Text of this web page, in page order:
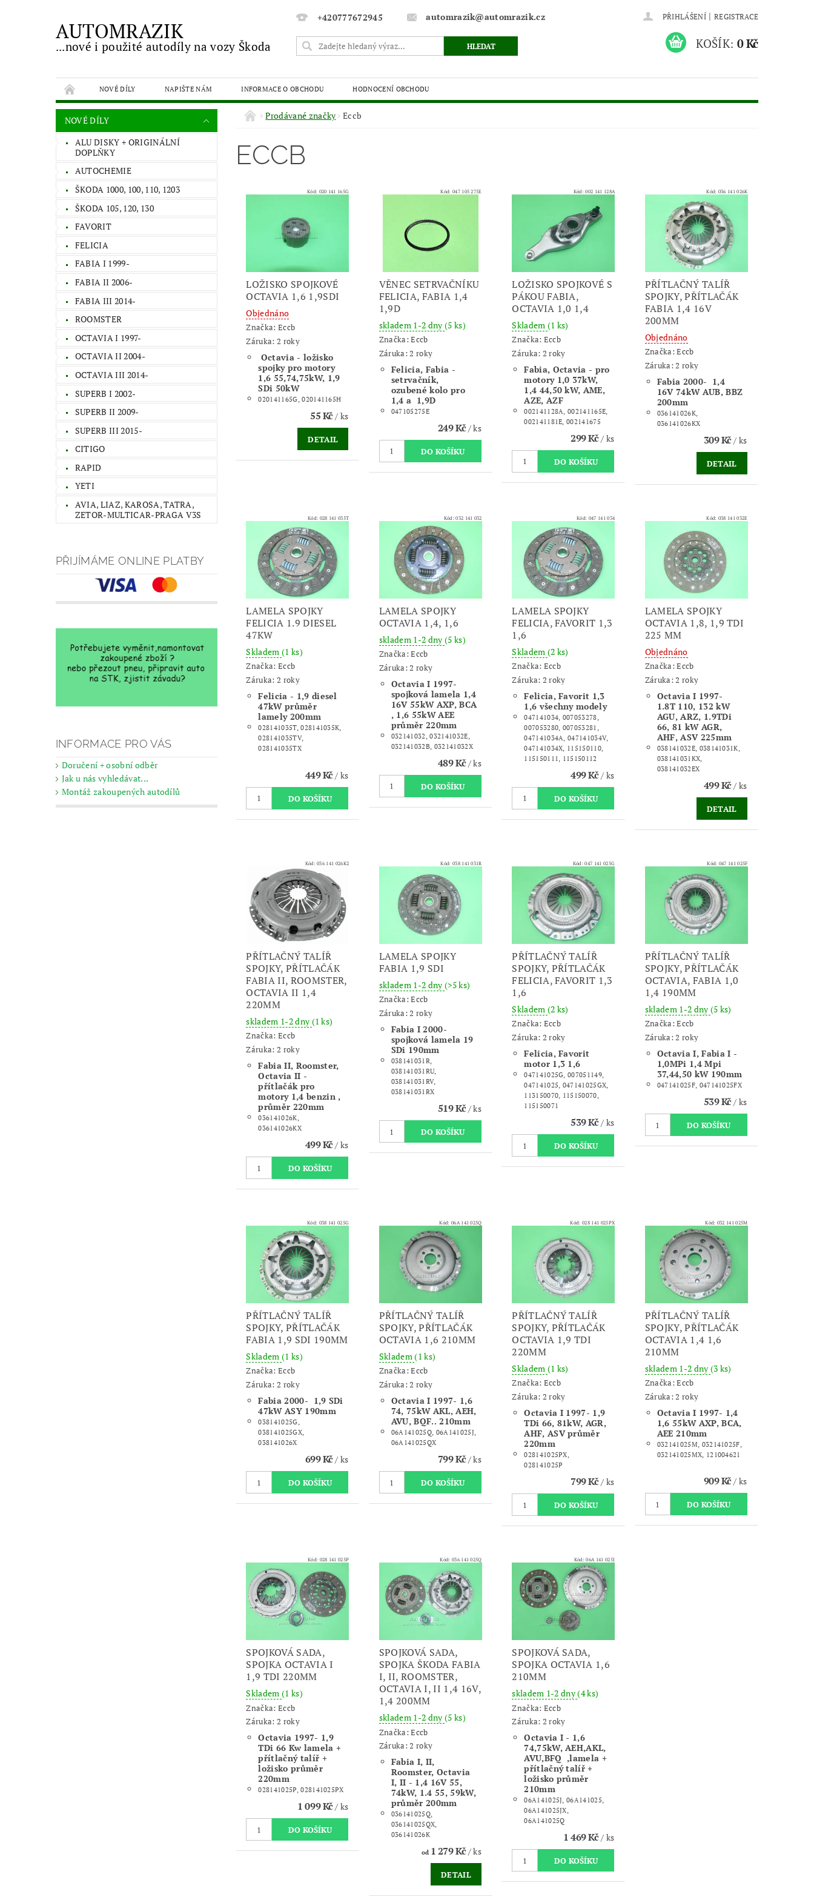
AUTOMRAZIK
...nové i použité autodíly na vozy Škoda
+420777672945 automrazik@automrazik.cz PŘIHLÁŠENÍ | REGISTRACE
KOŠÍK: 0 Kč
NOVÉ DÍLY NAPIŠTE NÁM INFORMACE O OBCHODU HODNOCENÍ OBCHODU
NOVÉ DÍLY
ALU DISKY + ORIGINÁLNÍ
DOPLŇKY
AUTOCHEMIE
ŠKODA 1000, 100, 110, 1203
ŠKODA 105, 120, 130
FAVORIT
FELICIA
FABIA I 1999-
FABIA II 2006-
FABIA III 2014-
ROOMSTER
OCTAVIA I 1997-
OCTAVIA II 2004-
OCTAVIA III 2014-
SUPERB I 2002-
SUPERB II 2009-
SUPERB III 2015-
CITIGO
RAPID
YETI
AVIA, LIAZ, KAROSA, TATRA,
ZETOR-MULTICAR-PRAGA V3S
PŘIJÍMÁME ONLINE PLATBY
INFORMACE PRO VÁS
Doručení + osobní odběr
Jak u nás vyhledávat...
Montáž zakoupených autodílů
Prodávané značky Eccb
ECCB
Kód: 020 141 165G
LOŽISKO SPOJKOVÉ
OCTAVIA 1,6 1,9SDI
Objednáno
Značka: Eccb
Záruka: 2 roky
Octavia - ložisko
spojky pro motory
1,6 55,74,75kW, 1,9
SDi 50kW
020141165G, 020141165H
55 Kč/ ks
DETAIL
Kód: 047 105 275E
VĚNEC SETRVAČNÍKU
FELICIA, FABIA 1,4
1,9D
skladem 1-2 dny (5 ks)
Značka:Eccb
Záruka: 2 roky
Felicia, Fabia -
setrvačník,
ozubené kolo pro
1,4 a 1,9D
047105275E
249 Kč/ ks
Kód:002 141 128A
LOŽISKO SPOJKOVÉ S
PÁKOU FABIA,
OCTAVIA 1,0 1,4
Skladem (1 ks)
Značka: Eccb
Záruka: 2 roky
Fabia, Octavia - pro
motory 1,0 37kW,
1,4 44,50 kW, AME,
AZE, AZF
002141128A, 002141165E,
002141181E, 002141675
299 Kč/ ks
Kód: 036 141 026K
PŘÍTLAČNÝ TALÍŘ
SPOJKY, PŘÍTLAČÁK
FABIA 1,4 16V
200MM
Objednáno
Značka:Eccb
Záruka: 2 roky
Fabia 2000- 1,4
16V 74kW AUB, BBZ
200mm
036141026K,
036141026KX
309 Kč/ ks
DETAIL
Kód: 028 141 035T
LAMELA SPOJKY
FELICIA 1.9 DIESEL
47KW
Skladem (1 ks)
Značka: Eccb
Záruka: 2 roky
Felicia - 1,9 diesel
47kW průměr
lamely 200mm
028141035T, 028141035K,
028141035TV,
028141035TX
449 Kč/ ks
Kód:032 141 032
LAMELA SPOJKY
OCTAVIA 1,4, 1,6
skladem 1-2 dny (5 ks)
Značka:Eccb
Záruka: 2 roky
Octavia I 1997-
spojková lamela 1,4
16V 55kW AXP, BCA
, 1,6 55kW AEE
průměr 220mm
032141032, 032141032E,
032141032B, 032141032X
489 Kč/ ks
Kód: 047 141 034
LAMELA SPOJKY
FELICIA, FAVORIT 1,3
1,6
Skladem (2 ks)
Značka: Eccb
Záruka: 2 roky
Felicia, Favorit 1,3
1,6 všechny modely
047141034, 007053278,
007053280, 007053281,
047141034A, 047141034V,
047141034X, 115150110,
115150111, 115150112
499 Kč/ ks
Kód: 038 141 032E
LAMELA SPOJKY
OCTAVIA 1,8, 1,9 TDI
225 MM
Objednáno
Značka:Eccb
Záruka: 2 roky
Octavia I 1997-
1.8T 110, 132 kW
AGU, ARZ, 1.9TDi
66, 81 kW AGR,
AHF, ASV 225mm
038141032E, 038141031K,
038141031KX,
038141032EX
499 Kč/ ks
DETAIL
Kód:036 141 026K2
PŘÍTLAČNÝ TALÍŘ
SPOJKY, PŘÍTLAČÁK
FABIA II, ROOMSTER,
OCTAVIA II 1,4
220MM
skladem 1-2 dny (1 ks)
Značka: Eccb
Záruka: 2 roky
Fabia II, Roomster,
Octavia II -
přítlačák pro
motory 1,4 benzin ,
průměr 220mm
036141026K,
036141026KX
499 Kč/ ks
Kód: 038 141 031R
LAMELA SPOJKY
FABIA 1,9 SDI
skladem 1-2 dny (>5 ks)
Značka:Eccb
Záruka: 2 roky
Fabia I 2000-
spojková lamela 19
SDi 190mm
038141031R,
038141031RU,
038141031RV,
038141031RX
519 Kč/ ks
Kód:047 141 025G
PŘÍTLAČNÝ TALÍŘ
SPOJKY, PŘÍTLAČÁK
FELICIA, FAVORIT 1,3
1,6
Skladem (2 ks)
Značka: Eccb
Záruka: 2 roky
Felicia, Favorit
motor 1,3 1,6
047141025G, 007051149,
047141025, 047141025GX,
113150070, 115150070,
115150071
539 Kč/ ks
Kód: 047 141 025F
PŘÍTLAČNÝ TALÍŘ
SPOJKY, PŘÍTLAČÁK
OCTAVIA, FABIA 1,0
1,4 190MM
skladem 1-2 dny (5 ks)
Značka:Eccb
Záruka: 2 roky
Octavia I, Fabia I -
1,0MPi 1,4 Mpi
37,44,50 kW 190mm
047141025F, 047141025FX
539 Kč/ ks
Kód: 038 141 025G
PŘÍTLAČNÝ TALÍŘ
SPOJKY, PŘÍTLAČÁK
FABIA 1,9 SDI 190MM
Skladem (1 ks)
Značka: Eccb
Záruka: 2 roky
Fabia 2000- 1,9 SDi
47kW ASY 190mm
038141025G,
038141025GX,
038141026X
699 Kč/ ks
Kód: 06A 141 025Q
PŘÍTLAČNÝ TALÍŘ
SPOJKY, PŘÍTLAČÁK
OCTAVIA 1,6 210MM
Skladem(1 ks)
Značka:Eccb
Záruka: 2 roky
Octavia I 1997- 1,6
74, 75kW AKL, AEH,
AVU, BQF.. 210mm
06A141025Q, 06A141025J,
06A141025QX
799 Kč/ ks
Kód:028 141 025PX
PŘÍTLAČNÝ TALÍŘ
SPOJKY, PŘÍTLAČÁK
OCTAVIA 1,9 TDI
220MM
Skladem (1 ks)
Značka: Eccb
Záruka: 2 roky
Octavia I 1997- 1,9
TDi 66, 81kW, AGR,
AHF, ASV průměr
220mm
028141025PX,
028141025P
799 Kč/ ks
Kód: 032 141 025M
PŘÍTLAČNÝ TALÍŘ
SPOJKY, PŘÍTLAČÁK
OCTAVIA 1,4 1,6
210MM
skladem 1-2 dny (3 ks)
Značka:Eccb
Záruka: 2 roky
Octavia I 1997- 1,4
1,6 55kW AXP, BCA,
AEE 210mm
032141025M, 032141025F,
032141025MX, 121004621
909 Kč/ ks
Kód: 028 141 025P
SPOJKOVÁ SADA,
SPOJKA OCTAVIA I
1,9 TDI 220MM
Skladem (1 ks)
Značka: Eccb
Záruka: 2 roky
Octavia 1997- 1,9
TDi 66 Kw lamela +
přítlačný talíř +
ložisko průměr
220mm
028141025P, 028141025PX
1 099 Kč/ ks
Kód: 036 141 025Q
SPOJKOVÁ SADA,
SPOJKA ŠKODA FABIA
I, II, ROOMSTER,
OCTAVIA I, II 1,4 16V,
1,4 200MM
skladem 1-2 dny (5 ks)
Značka:Eccb
Záruka: 2 roky
Fabia I, II,
Roomster, Octavia
I, II - 1,4 16V 55,
74kW, 1.4 55, 59kW,
průměr 200mm
036141025Q,
036141025QX,
036141026K
od1 279 Kč/ ks
DETAIL
Kód:06A 141 025J
SPOJKOVÁ SADA,
SPOJKA OCTAVIA 1,6
210MM
skladem 1-2 dny(4 ks)
Značka: Eccb
Záruka: 2 roky
Octavia I - 1,6
74,75kW, AEH,AKL,
AVU,BFQ ,lamela +
přítlačný talíř +
ložisko průměr
210mm
06A141025J, 06A141025,
06A141025JX,
06A141025Q
1 469 Kč/ ks